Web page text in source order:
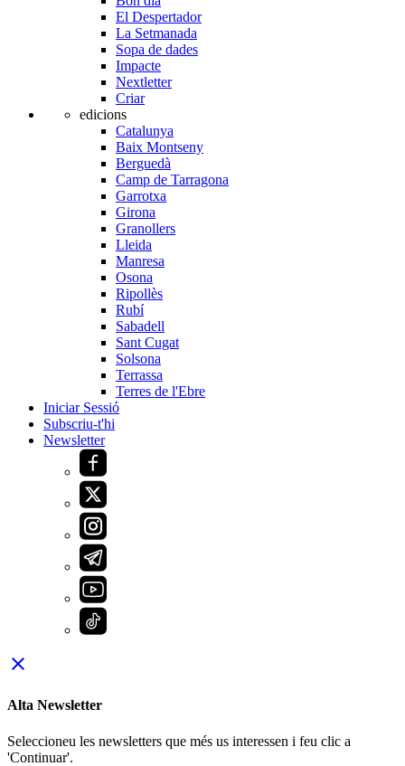
El Despertador
La Setmanada
Sopa de dades
Impacte
Nextletter
Criar
edicions
Catalunya
Baix Montseny
Berguedà
Camp de Tarragona
Garrotxa
Girona
Granollers
Lleida
Manresa
Osona
Ripollès
Rubí
Sabadell
Sant Cugat
Solsona
Terrassa
Terres de l'Ebre
Iniciar Sessió
Subscriu-t'hi
Newsletter
close
Alta Newsletter
Seleccioneu les newsletters que més us interessen i feu clic a
'Continuar'.